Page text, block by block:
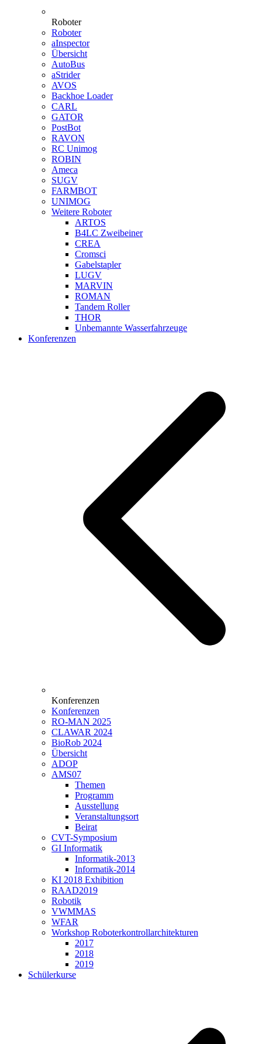
Roboter
Roboter
aInspector
Übersicht
AutoBus
aStrider
AVOS
Backhoe Loader
CARL
GATOR
PostBot
RAVON
RC Unimog
ROBIN
Ameca
SUGV
FARMBOT
UNIMOG
Weitere Roboter
ARTOS
B4LC Zweibeiner
CREA
Cromsci
Gabelstapler
LUGV
MARVIN
ROMAN
Tandem Roller
THOR
Unbemannte Wasserfahrzeuge
Konferenzen
Konferenzen
Konferenzen
RO-MAN 2025
CLAWAR 2024
BioRob 2024
Übersicht
ADOP
AMS07
Themen
Programm
Ausstellung
Veranstaltungsort
Beirat
CVT-Symposium
GI Informatik
Informatik-2013
Informatik-2014
KI 2018 Exhibition
RAAD2019
Robotik
VWMMAS
WFAR
Workshop Roboterkontrollarchitekturen
2017
2018
2019
Schülerkurse